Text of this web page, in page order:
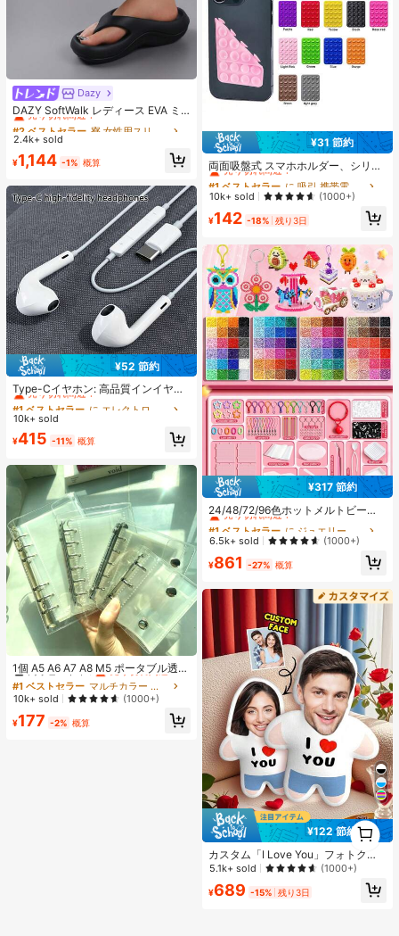
Dazy
DAZY SoftWalk レディース EVA ミ
ッドヒールプラットフォームビーチ
サンダル - 超軽量、通気性、快適、
ルデザイン、ビーチ、休暇、家庭で
の自由時間、デイリー着用に適し、
オールシーズン、スリップオン、無
地、プリントなし
#2 ベストセラー
売り切れ間近！
#2 ベストセラー
売り切れ間近！
#2 ベストセラー
売り切れ間近！
#2 ベストセラー
売り切れ間近！
2.4k+ sold
¥1,144 -1% 概算
¥52 節約
Type-Cイヤホン: 高品質インイヤー
ヘッドホン、3ボタンインラインコ
ントロール内蔵、音楽再生、通話応
答、音量調整が簡単。17/16/15シリ
ーズ、Plus、Pro、Pro Maxモデル対
#1 ベストセラー
に エレクトロニクス
売り切れ間近！
#1 ベストセラー
売り切れ間近！
#1 ベストセラー
売り切れ間近！
#1 ベストセラー
10k+ sold
¥415 -11% 概算
1個 A5 A6 A7 A8 M5 ポータブル透明
ルーズリーフバインダー、透明ステ
ッカーブック、シールブック、ステ
ッカーブック、写真収納バッグ、フ
ォトアルバム、貯金プランブック、
プランナー、ノート、オフィス文房
#1 ベストセラー
マルチカラー バインダー
高リピート率
売り切れ間近！
#1 ベストセラー
高リピート率
売り切れ間近！
#1 ベストセラー
高リピート率
売り切れ間近！
#1 ベストセラー
高リピート率
売り切れ間近！
10k+ sold (1000+)
¥177 -2% 概算
¥31 節約
両面吸盤式 スマホホルダー、シリコ
ン製 滑り止め 洗える スマートフォ
ンブラケット ステッカー
#1 ベストセラー
に 吸引 携帯電話ホルダー
売り切れ間近！
#1 ベストセラー
売り切れ間近！
#1 ベストセラー
売り切れ間近！
#1 ベストセラー
売り切れ間近！
10k+ sold (1000+)
¥142 -18% 残り3日
¥317 節約
24/48/72/96色ホットメルトビーズ
クリエイティブクラフトセット、ス
クエアペグボード、多層収納ボック
ス、アイロンペーパー、カラフルな
キーチェーン、装飾アクセサリー、
ハンギングロープ付き、DIY愛好家
フト、誕生日ギフトを手作りできま
す。
#1 ベストセラー
に ジュエリー製作セット
売り切れ間近！
#1 ベストセラー
売り切れ間近！
#1 ベストセラー
売り切れ間近！
#1 ベストセラー
売り切れ間近！
6.5k+ sold (1000+)
¥861 -27% 概算
¥122 節約
カスタム「I Love You」フォトクッ
ション - パーソナライズされた顔プ
リント ホームデコレーション クッシ
ョン、ニット生地、ハート柄、カッ
5.1k+ sold (1000+)
¥689 -15% 残り3日
1
1